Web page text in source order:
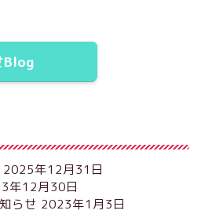
2025年12月31日
年12月30日
らせ 2023年1月3日